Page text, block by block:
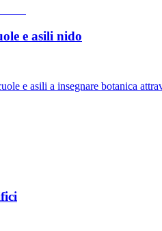
e asili nido
e asili a insegnare botanica